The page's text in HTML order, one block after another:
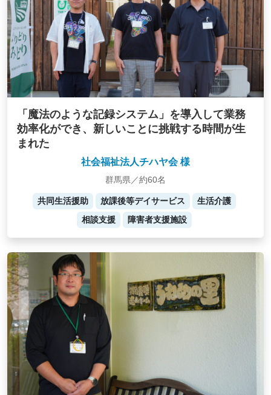
「魔法のような記録システム」を導入して業務
効率化ができ、新しいことに挑戦する時間が生
まれた
社会福祉法人チハヤ会 様
群馬県／約60名
共同生活援助 放課後等デイサービス
生活介護
相談支援
障害者支援施設